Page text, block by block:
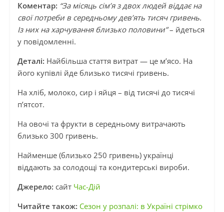
Коментар: “За місяць сім’я з двох людей віддає на
свої потреби в середньому дев’ять тисяч гривень.
Із них на харчування близько половини”– йдеться
у повідомленні.
Деталі: Найбільша стаття витрат — це м’ясо. На
його купівлі йде близько тисячі гривень.
На хліб, молоко, сир і яйця – від тисячі до тисячі
п’ятсот.
На овочі та фрукти в середньому витрачають
близько 300 гривень.
Найменше (близько 250 гривень) українці
віддають за солодощі та кондитерські вироби.
Джерело: сайт Час-Дій
Читайте також: Сезон у розпалі: в Україні стрімко